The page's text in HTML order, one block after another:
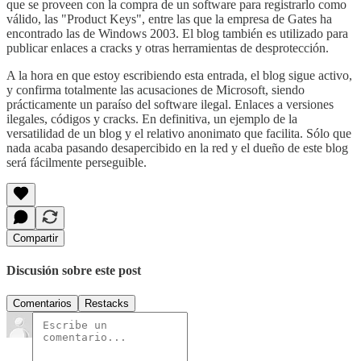
que se proveen con la compra de un software para registrarlo como
válido, las "Product Keys", entre las que la empresa de Gates ha
encontrado las de Windows 2003. El blog también es utilizado para
publicar enlaces a cracks y otras herramientas de desprotección.
A la hora en que estoy escribiendo esta entrada, el blog sigue activo,
y confirma totalmente las acusaciones de Microsoft, siendo
prácticamente un paraíso del software ilegal. Enlaces a versiones
ilegales, códigos y cracks. En definitiva, un ejemplo de la
versatilidad de un blog y el relativo anonimato que facilita. Sólo que
nada acaba pasando desapercibido en la red y el dueño de este blog
será fácilmente perseguible.
Compartir
Discusión sobre este post
Comentarios Restacks